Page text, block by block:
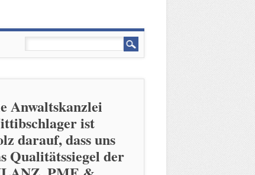
Anwaltskanzlei
ist
darauf, dass uns
Qualitätssiegel der